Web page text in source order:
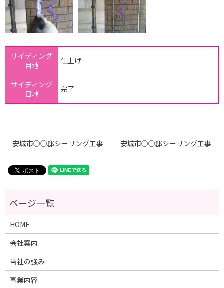
サイディング
目地
仕上げ
サイディング
目地
完了
安城市○○邸シーリング工事 安城市○○邸シーリング工事
HOME
会社案内
当社の強み
事業内容